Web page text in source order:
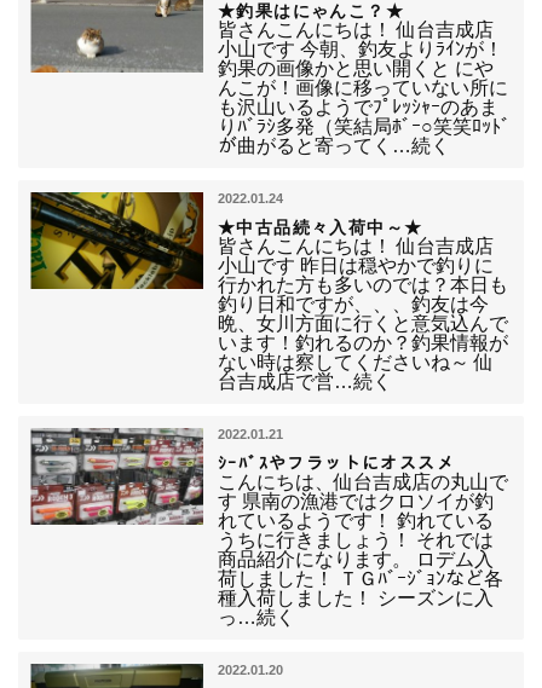
★釣果はにゃんこ？★
皆さんこんにちは！ 仙台吉成店
小山です 今朝、釣友よりﾗｲﾝが！
釣果の画像かと思い開くと にや
んこが！画像に移っていない所に
も沢山いるようでﾌﾟﾚｯｼｬｰのあま
りﾊﾞﾗｼ多発（笑結局ﾎﾞｰ○笑笑ﾛｯﾄﾞ
が曲がると寄ってく…続く
2022.01.24
★中古品続々入荷中～★
皆さんこんにちは！ 仙台吉成店
小山です 昨日は穏やかで釣りに
行かれた方も多いのでは？本日も
釣り日和ですが、、、釣友は今
晩、女川方面に行くと意気込んで
います！釣れるのか？釣果情報が
ない時は察してくださいね～ 仙
台吉成店で営…続く
2022.01.21
ｼｰﾊﾞｽやフラットにオススメ
こんにちは、仙台吉成店の丸山で
す 県南の漁港ではクロソイが釣
れているようです！ 釣れている
うちに行きましょう！ それでは
商品紹介になります。 ロデム入
荷しました！ ＴＧﾊﾞｰｼﾞｮﾝなど各
種入荷しました！ シーズンに入
っ…続く
2022.01.20